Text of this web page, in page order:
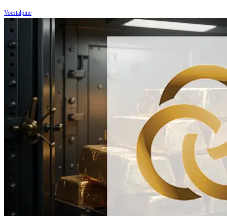
Voestalpine